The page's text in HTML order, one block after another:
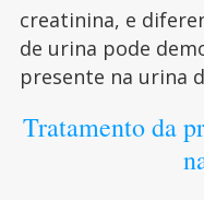
creatinina, e
de urina pode
presente na urina
Tratamento da